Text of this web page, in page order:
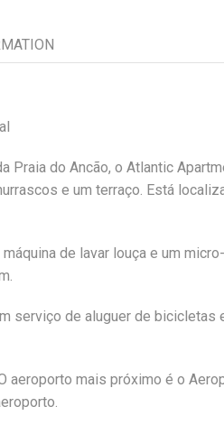
Praia do Ancão, o Atlantic
e um terraço. Está
de lavar louça e um
serviço de aluguer de bicicletas
aeroporto mais próximo é o